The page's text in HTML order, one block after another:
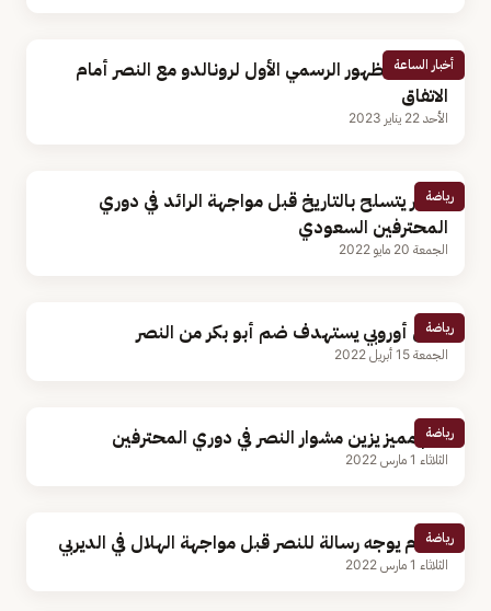
أخبار الساعة
الليلة.. الظهور الرسمي الأول لرونالدو مع النصر أمام
الاتفاق
الأحد 22 يناير 2023
رياضة
النصر يتسلح بالتاريخ قبل مواجهة الرائد في دوري
المحترفين السعودي
الجمعة 20 مايو 2022
رياضة
فريق أوروبي يستهدف ضم أبو بكر من النصر
الجمعة 15 أبريل 2022
رياضة
رقم مميز يزين مشوار النصر في دوري المحترفين
الثلاثاء 1 مارس 2022
رياضة
الغنام يوجه رسالة للنصر قبل مواجهة الهلال في الديربي
الثلاثاء 1 مارس 2022